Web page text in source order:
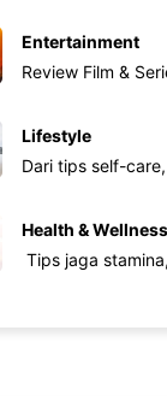
Entertainment
Review Film &
Lifestyle
Dari tips self-
Health & Wellness
Tips jaga